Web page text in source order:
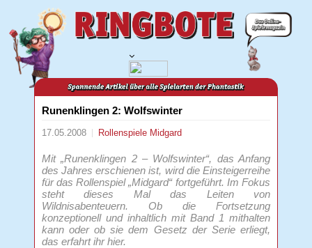
Runenklingen 2: Wolfswinter
17.05.2008 Rollenspiele Midgard
Mit „Runenklingen 2 – Wolfswinter“, das Anfang
des Jahres erschienen ist, wird die Einsteigerreihe
für das Rollenspiel „Midgard“ fortgeführt. Im Fokus
steht dieses Mal das Leiten von
Wildnisabenteuern. Ob die Fortsetzung
konzeptionell und inhaltlich mit Band 1 mithalten
kann oder ob sie dem Gesetz der Serie erliegt,
das erfahrt ihr hier.